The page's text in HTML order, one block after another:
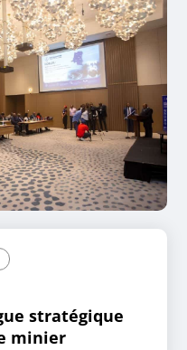
stratégique
minier